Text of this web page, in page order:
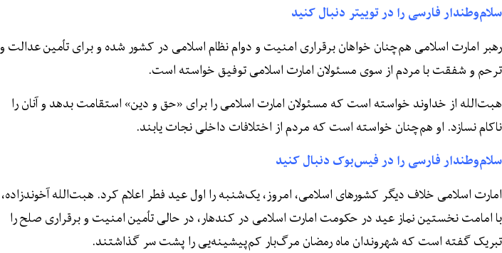
سلام‌وطندار فارسی را در توییتر دنبال کنید
رهبر امارت اسلامی هم‌چنان خواهان برقراری امنیت و دوام نظام اسلامی در کشور شده و برای تٲمین عدالت و
ترحم و شفقت با مردم از سوی مسئولان امارت اسلامی توفیق خواسته است.
هبت‌الله از خداوند خواسته است که مسئولان امارت اسلامی را برای «حق و دین» استقامت بدهد و آنان را
ناکام نسازد. او هم‌چنان خواسته است که مردم از اختلافات داخلی نجات یابند.
سلام‌وطندار فارسی را در فیس‌بوک دنبال کنید
امارت اسلامی خلاف دیگر کشورهای اسلامی، امروز، یک‌شنبه را اول عید فطر اعلام کرد. هبت‌الله آخوندزاده،
با امامت نخستین نماز عید در حکومت امارت اسلامی در کندهار، در حالی تٲمین امنیت و برقراری صلح را
تبریک گفته است که شهروندان ماه رمضان مرگ‌بار کم‌پیشینه‌یی را پشت سر گذاشتند.